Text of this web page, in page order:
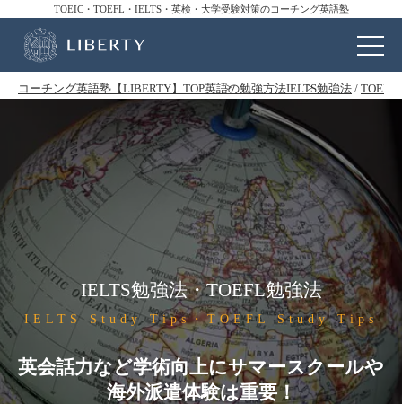
TOEIC・TOEFL・IELTS・英検・大学受験対策のコーチング英語塾
コーチング英語塾【LIBERTY】TOP英語の勉強方法IELTS勉強法 / TOEFL
IELTS勉強法・TOEFL勉強法
IELTS Study Tips・TOEFL Study Tips
英会話力など学術向上にサマースクールや
海外派遣体験は重要！